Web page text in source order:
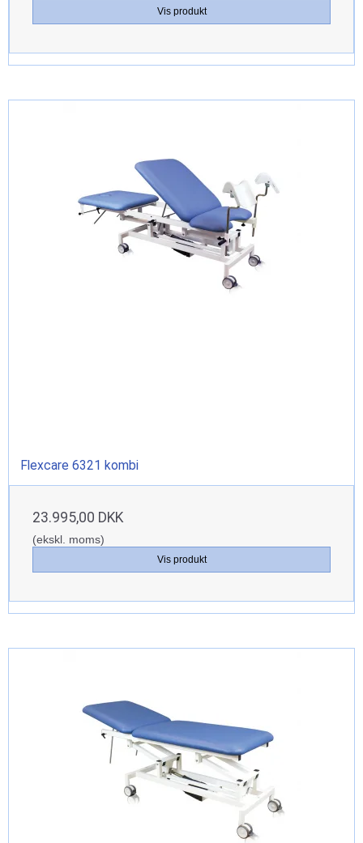
Vis produkt
Flexcare 6321 kombi
23.995,00 DKK
(ekskl. moms)
Vis produkt